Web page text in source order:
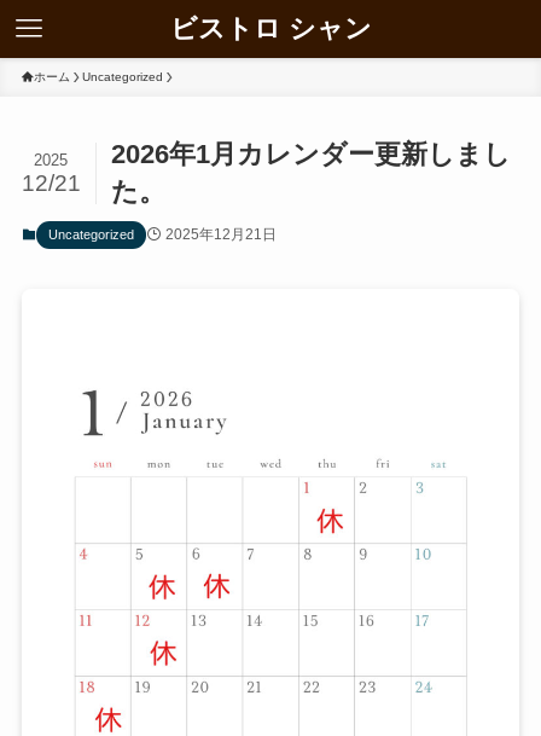
ビストロ シャン
ホーム Uncategorized
2026年1月カレンダー更新しまし
た。
2025
12/21
Uncategorized 2025年12月21日